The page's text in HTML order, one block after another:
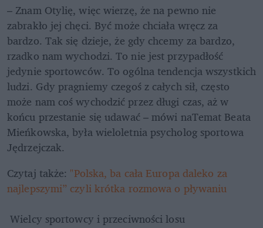
– Znam Otylię, więc wierzę, że na pewno nie
zabrakło jej chęci. Być może chciała wręcz za
bardzo. Tak się dzieje, że gdy chcemy za bardzo,
rzadko nam wychodzi. To nie jest przypadłość
jedynie sportowców. To ogólna tendencja wszystkich
ludzi. Gdy pragniemy czegoś z całych sił, często
może nam coś wychodzić przez długi czas, aż w
końcu przestanie się udawać – mówi naTemat Beata
Mieńkowska, była wieloletnia psycholog sportowa
Jędrzejczak.
Czytaj także: "Polska, ba cała Europa daleko za
najlepszymi” czyli krótka rozmowa o pływaniu
Wielcy sportowcy i przeciwności losu